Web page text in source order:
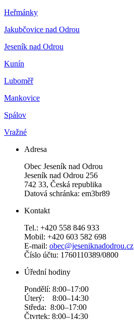
Heřmánky
Jakubčovice nad Odrou
Jeseník nad Odrou
Kunín
Luboměř
Mankovice
Spálov
Vražné
Adresa
Obec Jeseník nad Odrou
Jeseník nad Odrou 256
742 33, Česká republika
Datová schránka: em3br89
Kontakt
Tel.: +420 558 846 933
Mobil: +420 603 582 698
E-mail: obec@jeseniknadodrou.cz
Číslo účtu: 1760110389/0800
Úřední hodiny
Pondělí: 8:00–17:00
Úterý: 8:00–14:30
Středa: 8:00–17:00
Čtvrtek: 8:00–14:30